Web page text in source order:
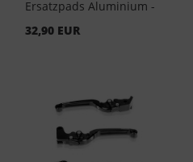
Ersatzpads Aluminium -
32,90 EUR